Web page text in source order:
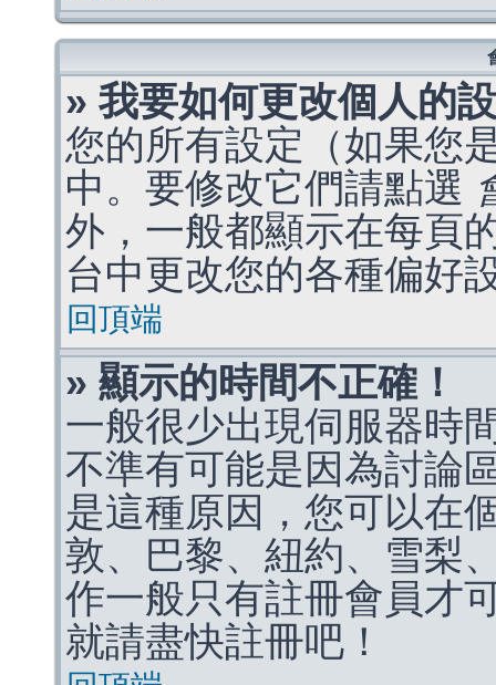
» 我要如何更改個人的
您的所有設定（如果您
中。要修改它們請點選
外，一般都顯示在每頁
台中更改您的各種偏好
回頂端
» 顯示的時間不正確！
一般很少出現伺服器時
不準有可能是因為討論
是這種原因，您可以在
敦、巴黎、紐約、雪梨
作一般只有註冊會員才
就請盡快註冊吧！